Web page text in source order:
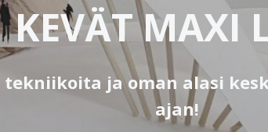
KEVÄT MAXI
ja oman alasi
ajan!